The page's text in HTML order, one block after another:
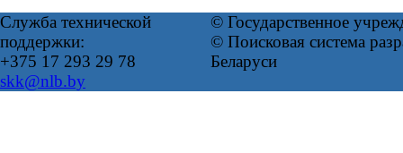
Служба технической
поддержки:
+375 17 293 29 78
skk@nlb.by
© Государственное
© Поисковая система
Беларуси